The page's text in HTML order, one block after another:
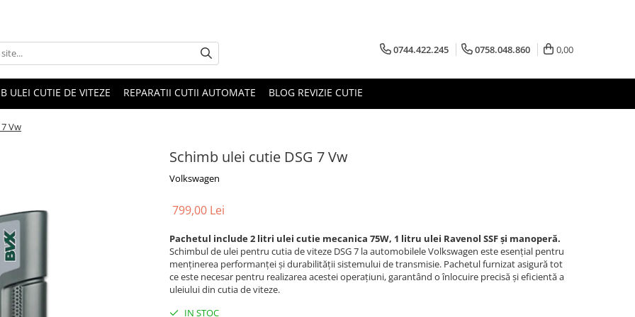
0744.422.245 0758.048.860 0,00
ULEI CUTIE DE VITEZE REPARATII CUTII AUTOMATE BLOG REVIZIE CUTIE
Vw
Schimb ulei cutie DSG 7 Vw
Volkswagen
799,00 Lei
Pachetul include 2 litri ulei cutie mecanica 75W, 1 litru ulei Ravenol SSF și manoperă.
Schimbul de ulei pentru cutia de viteze DSG 7 la automobilele Volkswagen este esențial pentru
menținerea performanței și durabilității sistemului de transmisie. Pachetul furnizat asigură tot
ce este necesar pentru realizarea acestei operațiuni, garantând o înlocuire precisă și eficientă a
uleiului din cutia de viteze.
IN STOC